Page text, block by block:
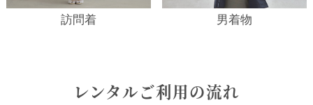
訪問着 男着物
レンタルご利用の流れ